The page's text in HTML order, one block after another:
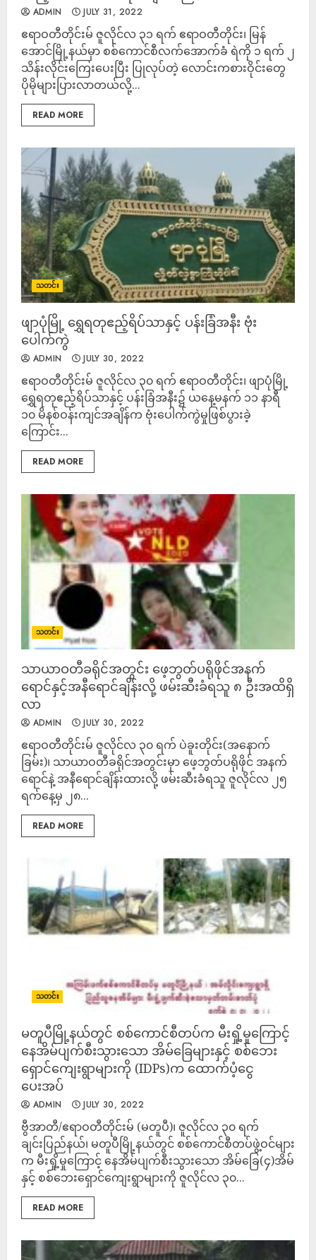
ADMIN JULY 31, 2022
ဧရာဝတီတိုင်းမ် ဇူလိုင်လ ၃၁ ရက် ဧရာဝတီတိုင်း၊ မြန်
အောင်မြို့နယ်မှာ စစ်ကောင်စီလက်အောက်ခံ ရဲကို ၁ ရက် ၂
သိန်းလိုင်းကြေးပေးပြီး ပြုလုပ်တဲ့ လောင်းကစားဝိုင်းတွေ
ပိုမိုများပြားလာတယ်လို့...
READ MORE
သတင်း
ဖျာပုံမြို့ ရွှေရတုဧည့်ရိပ်သာနှင့် ပန်းခြံအနီး ဗုံး
ပေါက်ကွဲ
ADMIN JULY 30, 2022
ဧရာဝတီတိုင်းမ် ဇူလိုင်လ ၃၀ ရက် ဧရာဝတီတိုင်း၊ ဖျာပုံမြို့
ရွှေရတုဧည့်ရိပ်သာနှင့် ပန်းခြံအနီး၌ ယနေ့မနက် ၁၁ နာရီ
၁၀ မိနစ်ဝန်းကျင်အချိန်က ဗုံးပေါက်ကွဲမှုဖြစ်ပွားခဲ့
ကြောင်း...
READ MORE
သတင်း
သာယာဝတီခရိုင်အတွင်း ဖေ့ဘွတ်ပရိုဖိုင်အနက်
ရောင်နှင့်အနီရောင်ချိန်းလို့ ဖမ်းဆီးခံရသူ ၈ ဦးအထိရှိ
လာ
ADMIN JULY 30, 2022
ဧရာဝတီတိုင်းမ် ဇူလိုင်လ ၃၀ ရက် ပဲခူးတိုင်း(အနောက်
ခြမ်း)၊ သာယာဝတီခရိုင်အတွင်းမှာ ဖေ့ဘွတ်ပရိုဖိုင် အနက်
ရောင်နဲ့ အနီရောင်ချိန်းထားလို့ ဖမ်းဆီးခံရသူ ဇူလိုင်လ ၂၅
ရက်နေ့မှ ၂၈...
READ MORE
သတင်း
မတူပီမြို့နယ်တွင် စစ်ကောင်စီတပ်က မီးရှို့မှုကြောင့်
နေအိမ်ပျက်စီးသွားသော အိမ်ခြေများနှင့် စစ်ဘေး
ရှောင်ကျေးရွာများကို (IDPs)က ထောက်ပံ့ငွေ
ပေးအပ်
ADMIN JULY 30, 2022
ဗွီအာတီ/ဧရာဝတီတိုင်းမ် (မတူပီ)၊ ဇူလိုင်လ ၃၀ ရက်
ချင်းပြည်နယ်၊ မတူပီမြို့နယ်တွင် စစ်ကောင်စီတပ်ဖွဲ့ဝင်များ
က မီးရှို့မှုကြောင့် နေအိမ်ပျက်စီးသွားသော အိမ်ခြေ(၄)အိမ်
နှင့် စစ်ဘေးရှောင်ကျေးရွာများကို ဇူလိုင်လ ၃၀...
READ MORE